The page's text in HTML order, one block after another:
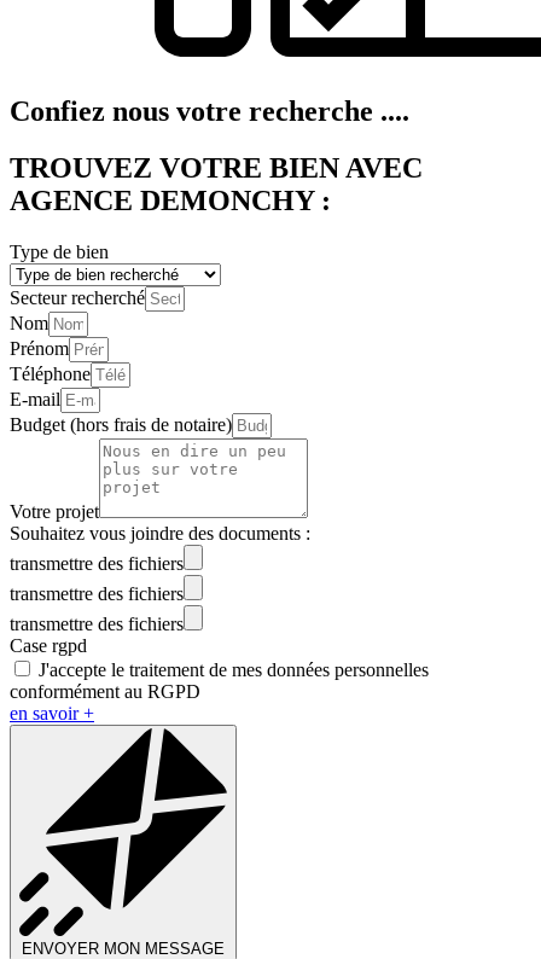
Confiez nous votre recherche ....
TROUVEZ VOTRE BIEN AVEC
AGENCE DEMONCHY :
Type de bien
Secteur recherché
Nom
Prénom
Téléphone
E-mail
Budget (hors frais de notaire)
Votre projet
Souhaitez vous joindre des documents :
transmettre des fichiers
transmettre des fichiers
transmettre des fichiers
Case rgpd
J'accepte le traitement de mes données personnelles
conformément au RGPD
en savoir +
ENVOYER MON MESSAGE